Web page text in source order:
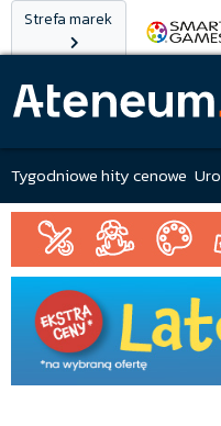
Strefa marek
Tygodniowe hity cenowe